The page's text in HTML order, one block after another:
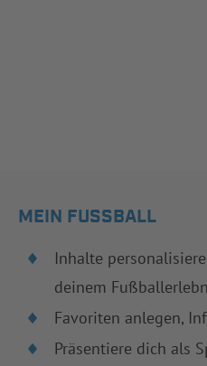
MEIN FUSSBALL
Inhalte
deinem
Favoriten anlegen,
Präsentiere dich als